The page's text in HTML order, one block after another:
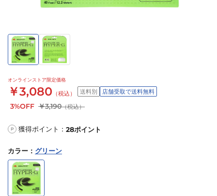
オンラインストア限定価格
￥3,080 （税込） 送料別 店舗受取で送料無料
3%OFF ￥3,190（税込）
P 獲得ポイント： 28ポイント
カラー ： グリーン